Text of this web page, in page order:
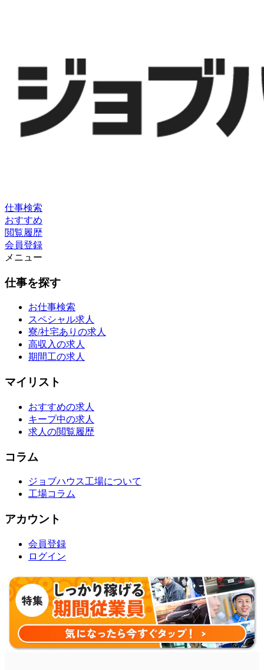
仕事検索
おすすめ
閲覧履歴
会員登録
メニュー
仕事を探す
お仕事検索
スペシャル求人
寮/社宅ありの求人
高収入の求人
期間工の求人
マイリスト
おすすめの求人
キープ中の求人
求人の閲覧履歴
コラム
ジョブハウス工場について
工場コラム
アカウント
会員登録
ログイン